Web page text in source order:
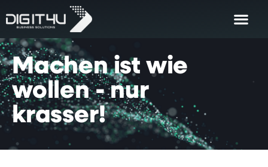
Machen ist wie
wollen - nur
krasser!